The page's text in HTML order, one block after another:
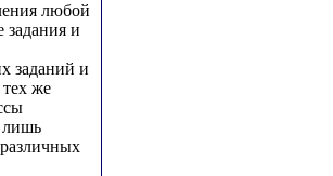
любой
задания и
заданий и
тех же
лишь